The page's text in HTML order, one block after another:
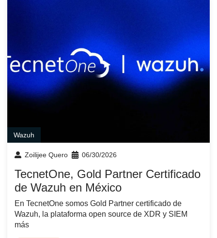
Wazuh
Zoilijee Quero 06/30/2026
TecnetOne, Gold Partner Certificado
de Wazuh en México
En TecnetOne somos Gold Partner certificado de
Wazuh, la plataforma open source de XDR y SIEM
más